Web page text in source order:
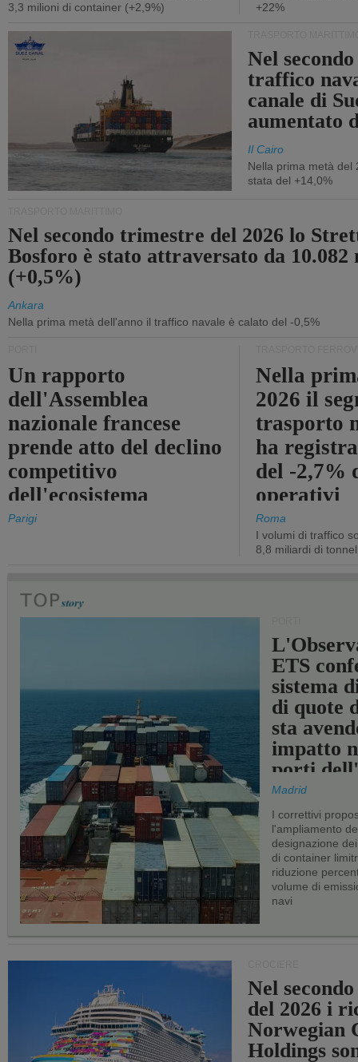
3,3 milioni di container (+2,9%)
+22%
Nel
traffico
canale di
aumentato
Il Cairo
Nella prima metà del
stata del +14,0%
Nel secondo trimestre del 2026 lo
Bosforo è stato attraversato da 10.082
(+0,5%)
Ankara
Nella prima metà dell'anno il traffico navale è calato del -0,5%
Un rapporto
dell'Assemblea
nazionale francese
prende atto del declino
competitivo
dell'ecosistema
portuale statale
Parigi
Nella
2026 il
trasporto
ha
del -2,7%
operativi
Roma
I volumi di traffico
8,8 miliardi di
ETS
sistema
di quote
sta
impatto
porti
Madrid
I correttivi
l'ampliamento
designazione
di container
riduzione
volume di
navi
Nel
del 2026 i
Norwegian
Holdings